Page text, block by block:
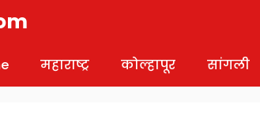
महाराष्ट्र कोल्हापूर सांगली